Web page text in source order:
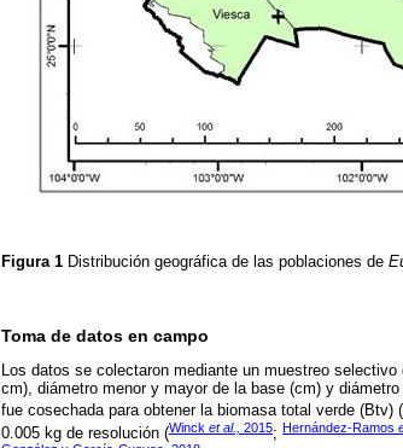
Figura 1 Distribución geográfica de las poblaciones de
Toma de datos en campo
Los datos se colectaron mediante un muestreo
cm), diámetro menor y mayor de la base (cm) y
fue cosechada para obtener la biomasa total verde (Btv)
0.005 kg de resolución (Winck et al., 2015; Hernández-Ramos